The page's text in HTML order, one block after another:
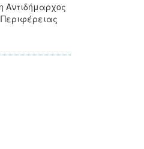
Αντιδήμαρχος
Περιφέρειας